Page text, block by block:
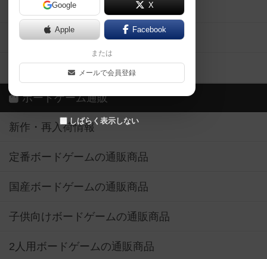
Google X
Apple Facebook
または
メールで会員登録
しばらく表示しない
ボドとも・会員一覧
ボードゲーム業界コラム
ボドゲーマご利用案内
ボードゲーム通販
新作・再入荷情報
定番ボードゲームの通販商品
国産ボードゲームの通販商品
子供向けボードゲームの通販商品
2人用ボードゲームの通販商品